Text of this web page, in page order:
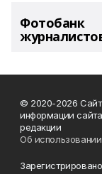
Фотобанк
© 2020-2026 Сайт
информации
редакции
Об